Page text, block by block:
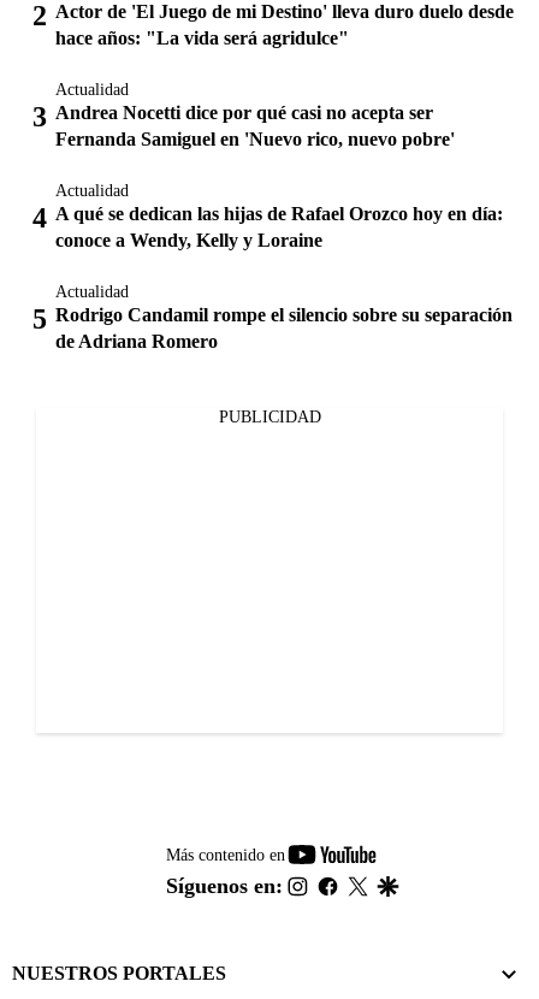
Actor de 'El Juego de mi Destino' lleva duro duelo desde
hace años: "La vida será agridulce"
Actualidad
Andrea Nocetti dice por qué casi no acepta ser
Fernanda Samiguel en 'Nuevo rico, nuevo pobre'
Actualidad
A qué se dedican las hijas de Rafael Orozco hoy en día:
conoce a Wendy, Kelly y Loraine
Actualidad
Rodrigo Candamil rompe el silencio sobre su separación
de Adriana Romero
PUBLICIDAD
Más contenido en
youtube-
footer
Síguenos en: instagram
facebook
twitter
NUESTROS PORTALES